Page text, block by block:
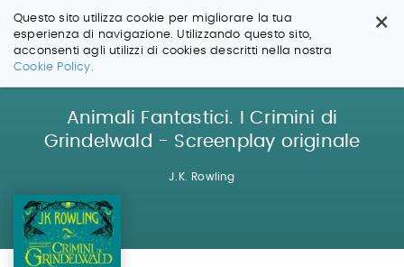
×
Questo sito utilizza cookie per migliorare la tua
esperienza di navigazione. Utilizzando questo sito,
acconsenti agli utilizzi di cookies descritti nella nostra
Cookie Policy.
Salta
Animali Fantastici. I Crimini di
Grindelwald - Screenplay originale
J.K. Rowling